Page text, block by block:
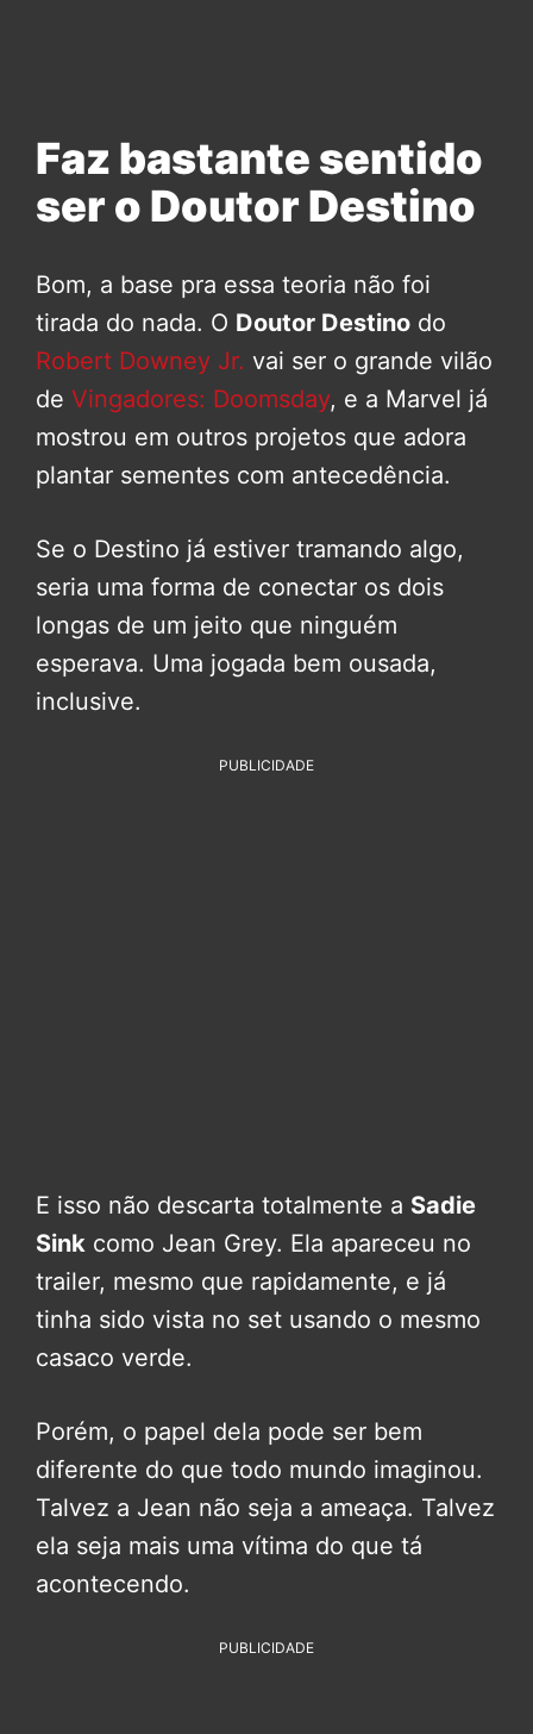
Faz bastante sentido
ser o Doutor Destino
Bom, a base pra essa teoria não foi
tirada do nada. O Doutor Destino do
Robert Downey Jr. vai ser o grande vilão
de Vingadores: Doomsday, e a Marvel já
mostrou em outros projetos que adora
plantar sementes com antecedência.
Se o Destino já estiver tramando algo,
seria uma forma de conectar os dois
longas de um jeito que ninguém
esperava. Uma jogada bem ousada,
inclusive.
PUBLICIDADE
E isso não descarta totalmente a Sadie
Sink como Jean Grey. Ela apareceu no
trailer, mesmo que rapidamente, e já
tinha sido vista no set usando o mesmo
casaco verde.
Porém, o papel dela pode ser bem
diferente do que todo mundo imaginou.
Talvez a Jean não seja a ameaça. Talvez
ela seja mais uma vítima do que tá
acontecendo.
PUBLICIDADE